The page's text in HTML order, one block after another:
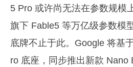
5 Pro 或许尚无法在参数规模
旗下 Fable5 等万亿级参数模
底牌不止于此。Google 将基
ro 底座，同步推出新款 Nano